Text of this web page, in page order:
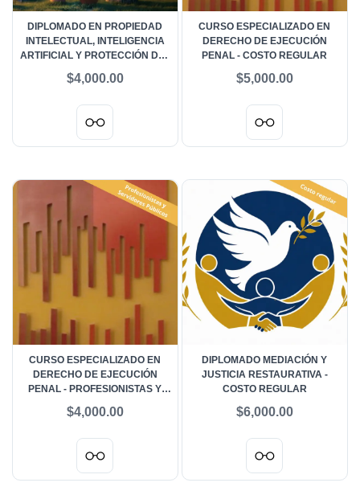
DIPLOMADO EN PROPIEDAD
INTELECTUAL, INTELIGENCIA
ARTIFICIAL Y PROTECCIÓN DEL
PERSONAS DE COMUNIDADES
$4,000.00
CURSO ESPECIALIZADO EN
DERECHO DE EJECUCIÓN
PENAL - COSTO REGULAR
$5,000.00
CURSO ESPECIALIZADO EN
DERECHO DE EJECUCIÓN
PENAL - PROFESIONISTAS Y
$4,000.00
DIPLOMADO MEDIACIÓN Y
JUSTICIA RESTAURATIVA -
COSTO REGULAR
$6,000.00